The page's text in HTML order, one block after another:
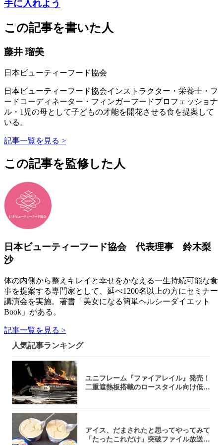
手に入れよう
この記事を書いた人
藤井 瑠美
日本ビューティーフード協会
日本ビューティーフード協会インストラクター・栄養士・フ
ードコーディネーター・フィンガーフードプロフェッショナ
ル・1児の母として子どもの才能を開花させる食を提案して
いる。
記事一覧を見る >
この記事を監修した人
日本ビューティーフード協会 代表理事 鈴木梨
沙
体の内側から整えキレイと幸せをかなえる一生持続可能な食
事を提案する専門家として、延べ1200名以上の方にセミナー
講演会を実施。著書「美女になる簡単ヘルシーダイエット
Book」がある。
記事一覧を見る >
人気記事ランキング
ユニフレーム『ファイアレイル』発売！
二重遮熱板搭載のロースタイル向け低型
アイス、だまされたと思ってやってみて
「たったこれだけ」突破ファイル放送で